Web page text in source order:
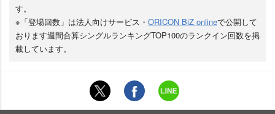
す。
※「登場回数」は法人向けサービス・ ORICON BiZ onlineで公開して
おります週間合算シングルランキングTOP100のランクイン回数を掲
載しています。